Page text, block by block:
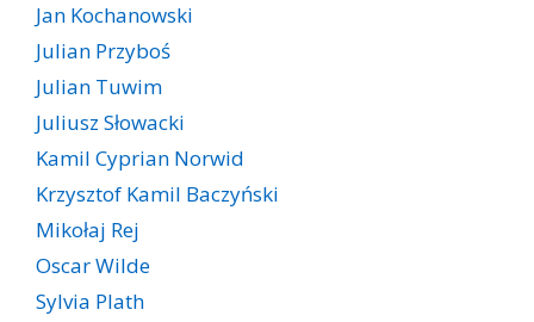
Jan Kochanowski
Julian Przyboś
Julian Tuwim
Juliusz Słowacki
Kamil Cyprian Norwid
Krzysztof Kamil Baczyński
Mikołaj Rej
Oscar Wilde
Sylvia Plath